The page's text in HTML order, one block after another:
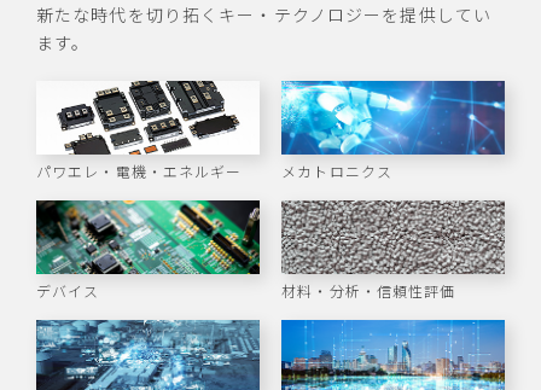
新たな時代を切り拓くキー・テクノロジーを提供してい
ます。
パワエレ・電機・エネルギー メカトロニクス
デバイス 材料・分析・信頼性評価